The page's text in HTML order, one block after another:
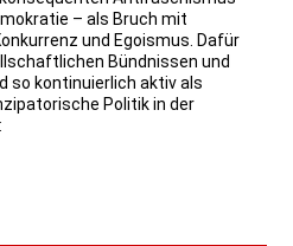
– als Bruch mit
und Egoismus. Dafür
Bündnissen und
so kontinuierlich aktiv als
Politik in der